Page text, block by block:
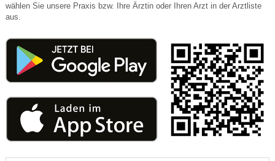
wählen Sie unsere Praxis bzw. Ihre Ärztin oder Ihren Arzt in der Arztliste
aus.